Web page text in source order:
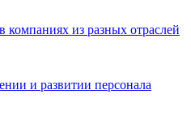
компаниях из разных отраслей
и развитии персонала